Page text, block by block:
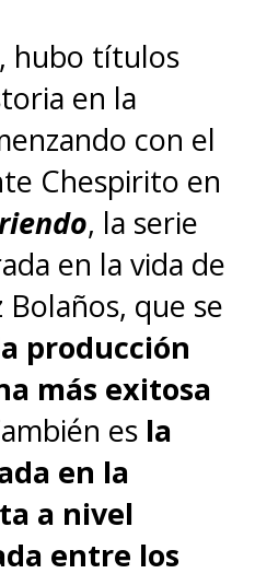
hubo títulos
en la
con el
Chespirito en
, la serie
en la vida de
que se
producción
más exitosa
es la
en la
a nivel
entre los